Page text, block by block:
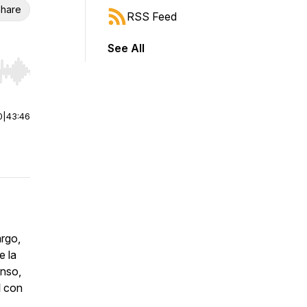
Hold shift to jump forward or backward.
43:46
la
con
RSS Feed
See All